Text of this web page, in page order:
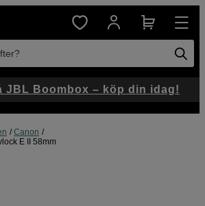
Canon
E II 58mm
JBL Boombox – köp din idag!